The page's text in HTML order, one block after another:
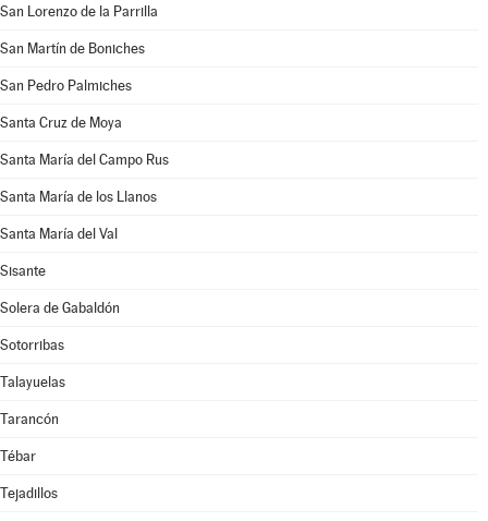
San Lorenzo de la Parrilla
San Martín de Boniches
San Pedro Palmiches
Santa Cruz de Moya
Santa María del Campo Rus
Santa María de los Llanos
Santa María del Val
Sisante
Solera de Gabaldón
Sotorribas
Talayuelas
Tarancón
Tébar
Tejadillos